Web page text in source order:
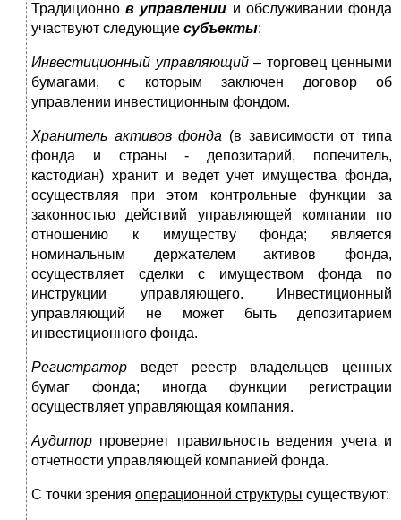
Традиционнов управлении и обслуживании фонда
участвуют следующие субъекты:
Инвестиционный управляющий– торговец ценными
бумагами, с которым заключен договор об
управлении инвестиционным фондом.
Хранитель активов фонда (в зависимости от типа
фонда и страны - депозитарий, попечитель,
кастодиан) хранит и ведет учет имущества фонда,
осуществляя при этом контрольные функции за
законностью действий управляющей компании по
отношению к имуществу фонда; является
номинальным держателем активов фонда,
осуществляет сделки с имуществом фонда по
инструкции управляющего. Инвестиционный
управляющий не может быть депозитарием
инвестиционного фонда.
Регистратор ведет реестр владельцев ценных
бумаг фонда; иногда функции регистрации
осуществляет управляющая компания.
Аудитор проверяет правильность ведения учета и
отчетности управляющей компанией фонда.
С точки зрения операционной структуры существуют: